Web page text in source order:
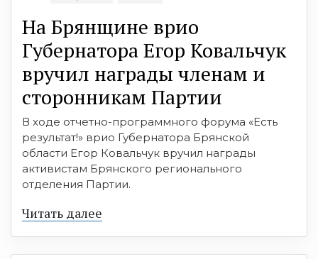
На Брянщине врио
Губернатора Егор Ковальчук
вручил награды членам и
сторонникам Партии
В ходе отчетно-программного форума «Есть
результат!» врио Губернатора Брянской
области Егор Ковальчук вручил награды
активистам Брянского регионального
отделения Партии.
Читать далее